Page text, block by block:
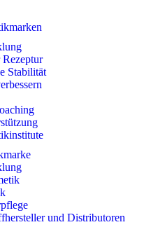
Stabilität
und Distributoren